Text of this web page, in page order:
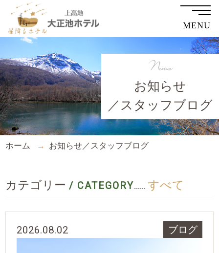
MENU
お知らせ
／スタッフブログ
News
ホーム お知らせ／スタッフブログ
カテゴリー / CATEGORY...... すべて
2026.08.02 ブログ